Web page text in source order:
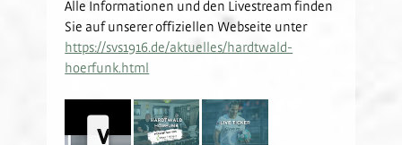
Alle Informationen und den Livestream finden
Sie auf unserer offiziellen Webseite unter
https://svs1916.de/aktuelles/hardtwald-
hoerfunk.html
Wir